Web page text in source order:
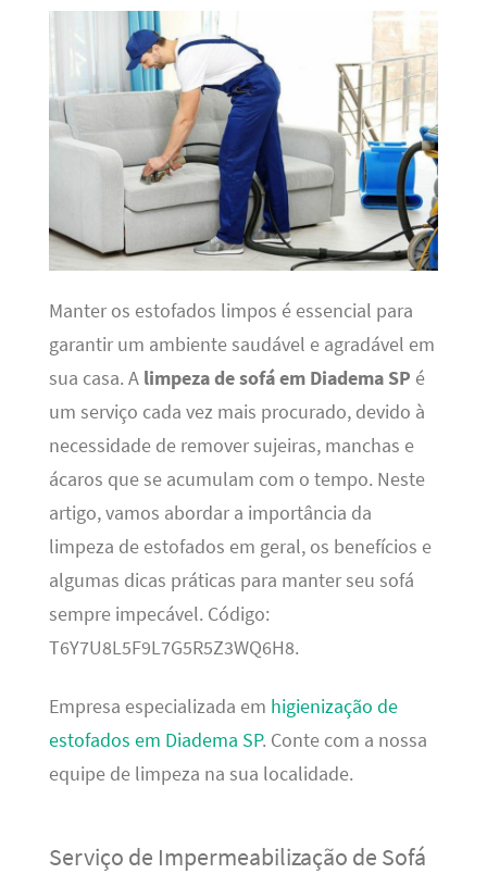
Manter os estofados limpos é essencial para
garantir um ambiente saudável e agradável em
sua casa. A limpeza de sofá em Diadema SP é
um serviço cada vez mais procurado, devido à
necessidade de remover sujeiras, manchas e
ácaros que se acumulam com o tempo. Neste
artigo, vamos abordar a importância da
limpeza de estofados em geral, os benefícios e
algumas dicas práticas para manter seu sofá
sempre impecável. Código:
T6Y7U8L5F9L7G5R5Z3WQ6H8.
Empresa especializada em higienização de
estofados em Diadema SP. Conte com a nossa
equipe de limpeza na sua localidade.
Serviço de Impermeabilização de Sofá